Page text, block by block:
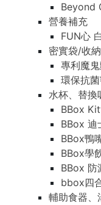
Beyond
營養補充
FUN心
密實袋/收
專利魔
環保抗
水杯、替換
BBox
BBox 迪
BBox鴨
BBox學
BBox 防
bbox四
輔助食器、